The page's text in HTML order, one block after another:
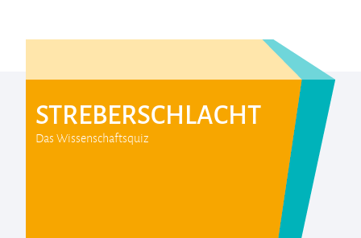
STREBERSCHLACHT
Das Wissenschaftsquiz